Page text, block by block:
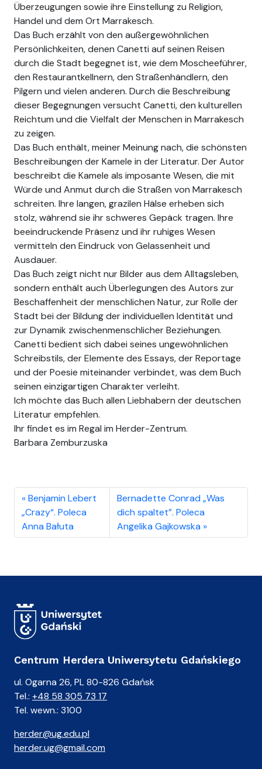
Überzeugungen sowie ihre Einstellung zu Religion,
Handel und dem Ort Marrakesch.
Das Buch erzählt von den außergewöhnlichen
Persönlichkeiten, denen Canetti auf seinen Reisen
durch die Stadt begegnet ist, wie dem Moscheeführer,
den Restaurantkellnern, den Straßenhändlern, den
Pilgern und vielen anderen. Durch die Beschreibung
dieser Begegnungen versucht Canetti, den kulturellen
Reichtum und die Vielfalt der Menschen in Marrakesch
zu zeigen.
Das Buch enthält, meiner Meinung nach, die schönsten
Beschreibungen der Kamele in der Literatur. Der Autor
beschreibt die Kamele als imposante Wesen, die mit
Würde und Anmut durch die Straßen von Marrakesch
schreiten. Ihre langen, grazilen Hälse erheben sich
stolz, während sie ihr schweres Gepäck tragen. Ihre
beeindruckende Präsenz und ihr ruhiges Wesen
vermitteln den Eindruck von Gelassenheit und
Ausdauer.
Das Buch zeigt nicht nur Bilder aus dem Alltagsleben,
sondern enthält auch Überlegungen des Autors zur
Beschaffenheit der menschlichen Natur, zur Rolle der
Stadt bei der Bildung der individuellen Identität und
zur Dynamik zwischenmenschlicher Beziehungen.
Canetti bedient sich dabei seines ungewöhnlichen
Schreibstils, der Elemente des Essays, der Reportage
und der Poesie miteinander verbindet, was dem Buch
seinen einzigartigen Charakter verleiht.
Ich möchte das Buch allen Liebhabern der deutschen
Literatur empfehlen.
Ihr findet es im Regal im Herder-Zentrum.
Barbara Zemburzuska
Benjamin Lebert
„Crazy“. Poleca
Anna Bałuta
Bernadette Conrad „Was
dich spaltet”. Poleca
Angelika Gajkowska
Centrum Herdera Uniwersytetu Gdańskiego
ul. Ogarna 26, PL 80-826 Gdańsk
Tel.: +48 58 305 73 17
Tel. wewn.: 3100
herder@ug.edu.pl
herder.ug@gmail.com